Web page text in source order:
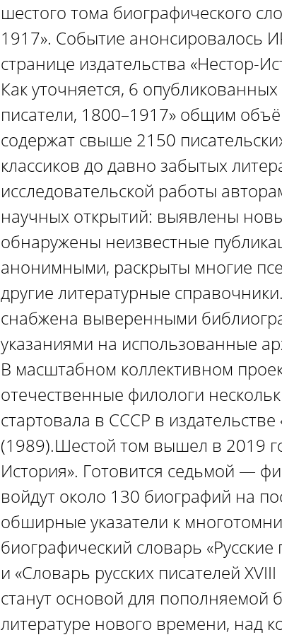
шестого тома биографического
1917». Событие анонсировалось
странице издательства «Нестор-
Как уточняется, 6
писатели, 1800–1917» общим
содержат свыше 2150
классиков до давно забытых
исследовательской работы
научных открытий: выявлены
обнаружены неизвестные
анонимными, раскрыты многие
другие литературные
снабжена выверенными
указаниями на использованные
В масштабном коллективном
отечественные филологи
стартовала в СССР в
(1989).Шестой том вышел в 2019
История». Готовится седьмой —
войдут около 130 биографий на
обширные указатели к
биографический словарь
и «Словарь русских писателей
станут основой для пополняемой
литературе нового времени, над